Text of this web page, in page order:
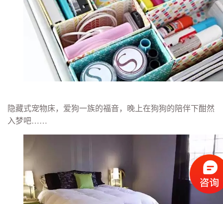
隐藏式宠物床，爱狗一族的福音，晚上在狗狗的陪伴下酣然
入梦吧……